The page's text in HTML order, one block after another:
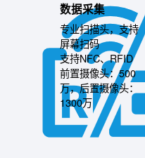
数据采集
专业扫描头，支持
屏幕扫码
支持NFC、RFID
前置摄像头：500
万，后置摄像头：
1300万